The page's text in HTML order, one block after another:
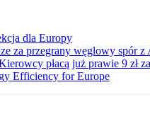
dla Europy
za przegrany węglowy spór
płacą już prawie 9 zł
Efficiency for Europe